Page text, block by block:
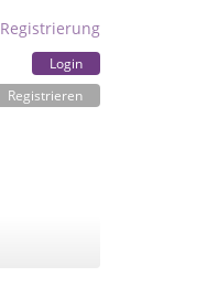
Registrierung
Login
Registrieren